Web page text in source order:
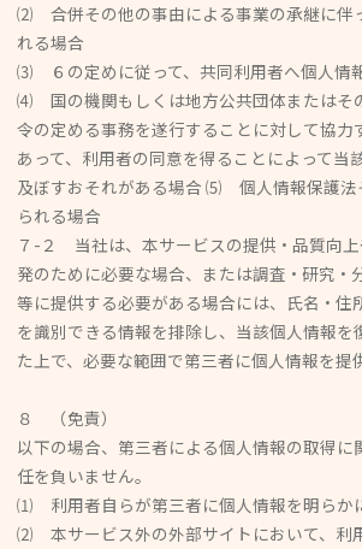
⑵ 合併その他の事由による事業の承継に伴
れる場合
⑶ ６の定めに従って、共同利用者へ個人情
⑷ 国の機関もしくは地方公共団体またはそ
令の定める事務を遂行することに対して協力
あって、利用者の同意を得ることによって当
及ぼすおそれがある場合 ⑸ 個人情報保護法
られる場合
７-２ 当社は、本サービスの提供・品質向
発のために必要な場合、または調査・研究・
等に提供する必要がある場合には、氏名・住
を識別できる情報を排除し、当該個人情報を
た上で、必要な範囲で第三者に個人情報を提
８ （免責）
以下の場合、第三者による個人情報の取得に
任を負いません。
⑴ 利用者自らが第三者に個人情報を明らか
⑵ 本サービス外の外部サイトにおいて、利